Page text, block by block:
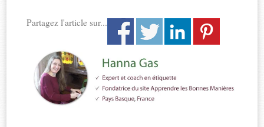
Partagez l'article sur...